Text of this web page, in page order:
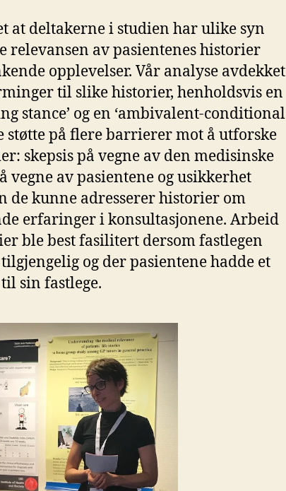
at deltakerne i studien har ulike syn
relevansen av pasientenes historier
opplevelser. Vår analyse avdekket
til slike historier, henholdsvis en
stance’ og en ‘ambivalent-conditional
støtte på flere barrierer mot å utforske
skepsis på vegne av den medisinske
vegne av pasientene og usikkerhet
de kunne adresserer historier om
erfaringer i konsultasjonene. Arbeid
ble best fasilitert dersom fastlegen
og der pasientene hadde et
sin fastlege.